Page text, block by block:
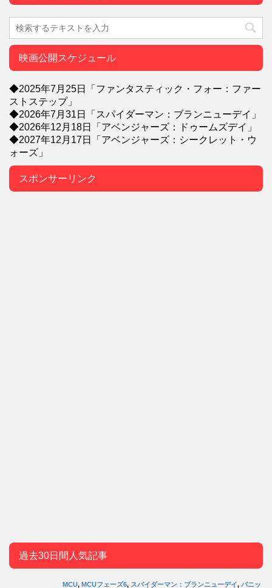
映画公開スケジュール
◆2025年7月25日「ファンタスティック・フォー：ファー
ストステップ」
◆2026年7月31日「スパイダーマン：ブランニューデイ」
◆2026年12月18日「アベンジャーズ：ドゥームズデイ」
◆2027年12月17日「アベンジャーズ：シークレット・ウ
ォーズ」
スポンサーリンク
過去30日間人気記事